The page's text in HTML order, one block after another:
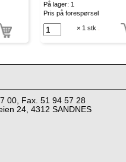
På lager: 1
Pris på forespørsel
× 1 stk
00, Fax. 51 94 57 28
24, 4312 SANDNES